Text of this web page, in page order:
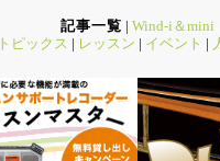
記事一覧 | Wind-i＆mini
トピックス | レッスン | イベント |